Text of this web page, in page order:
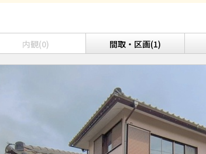
内観(0) 間取・区画(1)